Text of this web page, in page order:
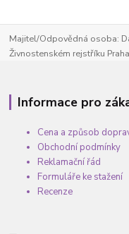
Majitel/Odpovědná osoba:
Živnostenském rejstříku
Informace pro
Cena a způsob
Obchodní podmínky
Reklamační řád
Formuláře ke stažení
Recenze